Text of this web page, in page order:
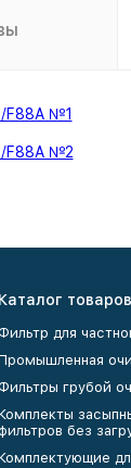
F88A №1
F88A №2
Каталог товаров
для
грубой
без